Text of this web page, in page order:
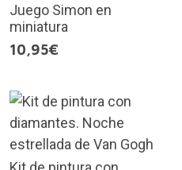
Juego Simon en
miniatura
10,95€